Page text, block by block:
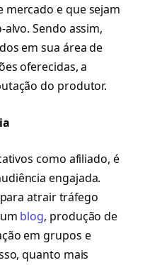
mercado e que sejam
Sendo assim,
em sua área de
oferecidas, a
do produtor.
como afiliado, é
engajada.
atrair tráfego
blog, produção de
em grupos e
quanto mais